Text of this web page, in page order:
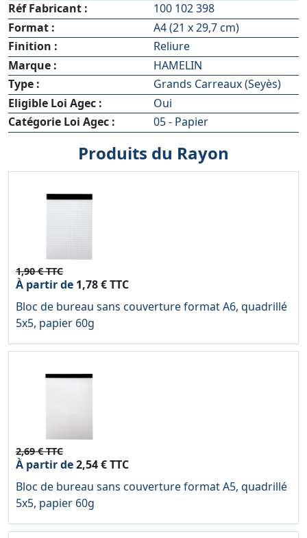
Réf Fabricant :
100 102 398
Format :
A4 (21 x 29,7 cm)
Finition :
Reliure
Marque :
HAMELIN
Type :
Grands Carreaux (Seyès)
Eligible Loi Agec :
Oui
Catégorie Loi Agec :
05 - Papier
Produits du Rayon
1,90 € TTC
À partir de 1,78 € TTC
Bloc de bureau sans couverture format A6, quadrillé
5x5, papier 60g
2,69 € TTC
À partir de2,54 € TTC
Bloc de bureau sans couverture format A5, quadrillé
5x5, papier 60g